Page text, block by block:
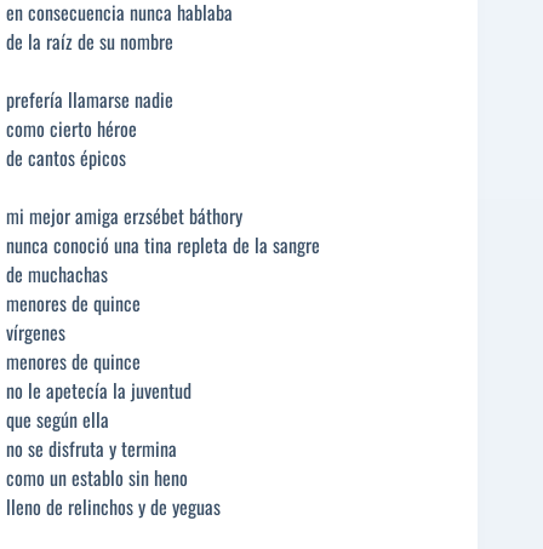
en consecuencia nunca hablaba
de la raíz de su nombre
prefería llamarse nadie
como cierto héroe
de cantos épicos
mi mejor amiga erzsébet báthory
nunca conoció una tina repleta de la sangre
de muchachas
menores de quince
vírgenes
menores de quince
no le apetecía la juventud
que según ella
no se disfruta y termina
como un establo sin heno
lleno de relinchos y de yeguas